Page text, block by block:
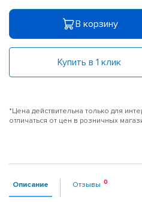
В корзину
Купить в 1 клик
*Цена действительна только для
отличаться от цен в розничных
Описание Отзывы